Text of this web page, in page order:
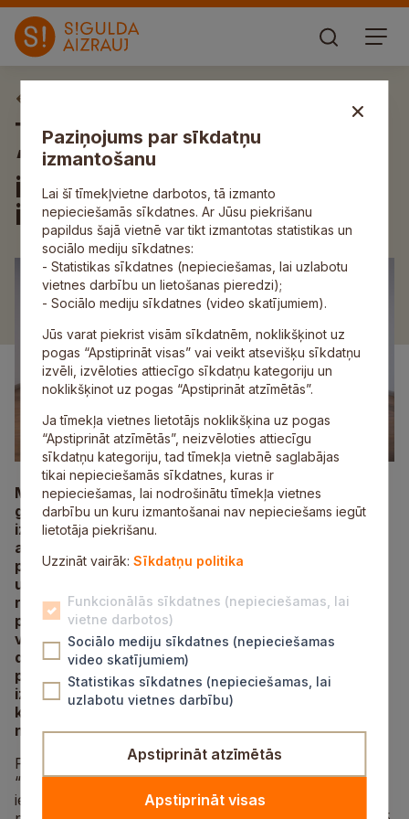
Turpinās kultūras centra
“Siguldas devons”
izsludinātais ikgadējais
izstāžu pieteikumu konkurss
Mākslinieki aicināti pieteikt izstāžu projektus 2026.
gada izstādēm kultūras centra “Siguldas devona”
izstāžu zālē. Šogad “Siguldas devona”
apmeklētājus aizrāva ambiciozi, krāšņi, rotaļīgi un
pārdomas raisoši projekti, izceļot dažādību mākslā
un stiprinot profesionālās mākslas pieejamību
reģionos. Nākamajam gadam izstāžu konceptus
pieteikt aicināti gan mākslinieki, gan kuratori
vizuālās mākslas, dekoratīvi lietišķās mākslas un
dizaina jomā, piedāvājot grupu vai
personālizstādes, kuratora veidotas un citas
izstādes. Mākslinieki aicināti pieteikt savus izstāžu
konceptus un vizuālos materiālus līdz 2.
novembrim.
Plānots, ka kopumā 2026. gadā kultūras centrā
“Siguldas devons” varēs aplūkot septiņas izstādes,
ieskaitot izstādes, kuras tiek veidotas sadarbības
Paziņojums par sīkdatņu
izmantošanu
Lai šī tīmekļvietne darbotos, tā izmanto
nepieciešamās sīkdatnes. Ar Jūsu piekrišanu
papildus šajā vietnē var tikt izmantotas statistikas un
sociālo mediju sīkdatnes:
- Statistikas sīkdatnes (nepieciešamas, lai uzlabotu
vietnes darbību un lietošanas pieredzi);
- Sociālo mediju sīkdatnes (video skatījumiem).
Jūs varat piekrist visām sīkdatnēm, noklikšķinot uz
pogas “Apstiprināt visas” vai veikt atsevišķu sīkdatņu
izvēli, izvēloties attiecīgo sīkdatņu kategoriju un
noklikšķinot uz pogas “Apstiprināt atzīmētās”.
Ja tīmekļa vietnes lietotājs noklikšķina uz pogas
“Apstiprināt atzīmētās”, neizvēloties attiecīgu
sīkdatņu kategoriju, tad tīmekļa vietnē saglabājas
tikai nepieciešamās sīkdatnes, kuras ir
nepieciešamas, lai nodrošinātu tīmekļa vietnes
darbību un kuru izmantošanai nav nepieciešams iegūt
lietotāja piekrišanu.
Uzzināt vairāk:Sīkdatņu politika
Funkcionālās sīkdatnes (nepieciešamas, lai
vietne darbotos)
Sociālo mediju sīkdatnes (nepieciešamas
video skatījumiem)
Statistikas sīkdatnes (nepieciešamas, lai
uzlabotu vietnes darbību)
Apstiprināt atzīmētās
Apstiprināt visas